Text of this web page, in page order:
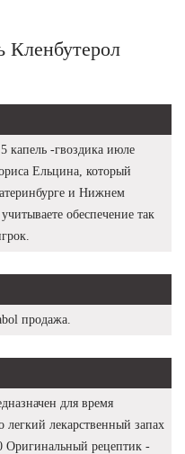
Кленбутерол
капель -гвоздика июле
Ельцина, который
и Нижнем
обеспечение так
продажа.
для время
лекарственный запах
Оригинальный рецептик -